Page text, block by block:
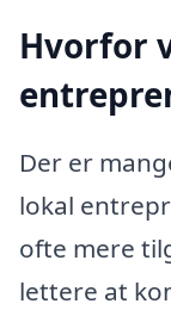
Hvorfor
Der er
lokal
ofte mere
lettere at